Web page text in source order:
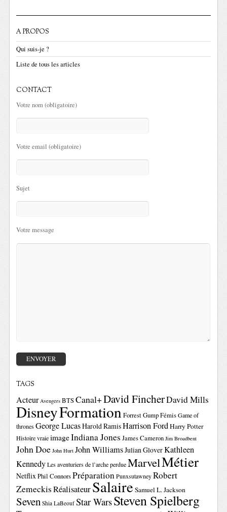
A PROPOS
Qui suis-je ?
Liste de tous les articles
CONTACT
Votre nom (obligatoire)
Votre email (obligatoire)
Sujet
Votre message
TAGS
Acteur Avengers BTSCanal+David FincherDavid Mills
DisneyFormation Forrest GumpFémis Game of
thrones George LucasHarold RamisHarrison FordHarry Potter
Histoire vraie imageIndiana Jones James Cameron Jim Broadbent
John Doe John Hurt John WilliamsJulian GloverKathleen
Kennedy Les aventuriers de l’arche perdue MarvelMétier
Netflix Phil ConnorsPréparation Punxsutawney Robert
ZemeckisRéalisateurSalaire Samuel L. Jackson
Seven Shia LaBeouf Star WarsSteven Spielberg